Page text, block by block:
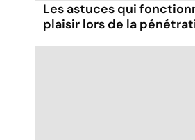
Les astuces qui
plaisir lors de la